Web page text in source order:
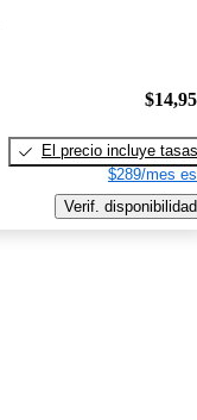
El precio incluye tasas
$289/mes
Verif. disponibilidad